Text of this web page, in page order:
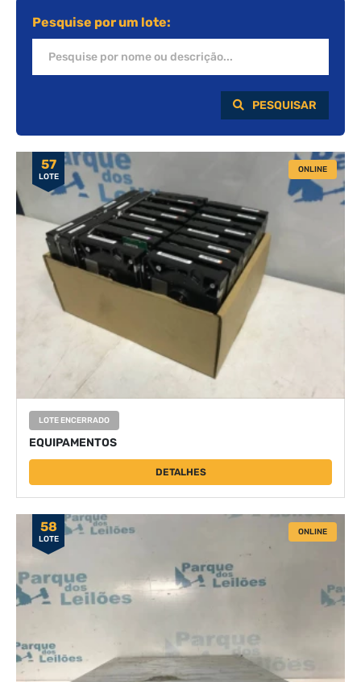
Pesquise por um lote:
PESQUISAR
57
LOTE
ONLINE
LOTE ENCERRADO
EQUIPAMENTOS
DETALHES
58
LOTE
ONLINE